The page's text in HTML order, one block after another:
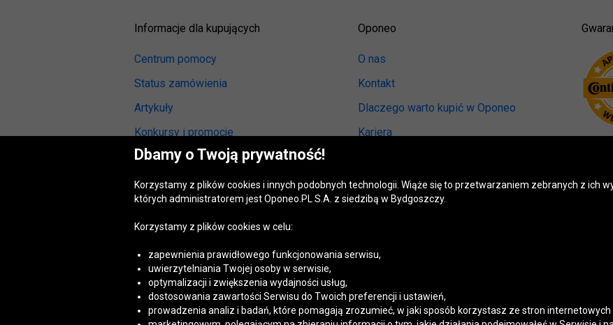
Informacje dla kupujących
Centrum pomocy
Status zamówienia
Artykuły
Konkursy i promocje
Odstąpienie od umowy
Reklamacja gwarancyjna
Opinie o oponach
Akt o usługach cyfrowych(DSA)
Dostępność cyfrowa
Oponeo
O nas
Kontakt
Dlaczego warto kupić w Oponeo
Kariera
Biuro prasowe
Kręci nas recykling
Mapa fotoradarów
Ustawienia cookies
Dbamy o Twoją prywatność!
Korzystamy z plików cookies i innych podobnych technologii. Wiąże się to przetwarzaniem zebranych z ich
których administratorem jest Oponeo.PL S.A. z siedzibą w Bydgoszczy.
Korzystamy z plików cookies w celu:
zapewnienia prawidłowego funkcjonowania serwisu,
uwierzytelniania Twojej osoby w serwisie,
optymalizacji i zwiększenia wydajności usług,
dostosowania zawartości Serwisu do Twoich preferencji i ustawień,
prowadzenia analiz i badań, które pomagają zrozumieć, w jaki sposób korzystasz ze stron internetowych